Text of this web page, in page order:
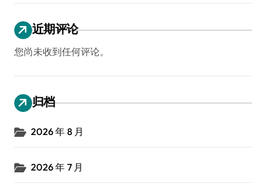
近期评论
您尚未收到任何评论。
归档
2026 年 8 月
2026 年 7 月